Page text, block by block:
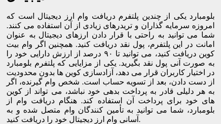
بلومبارد یکی از چندین پلتفرم دریافت وام ارز دیجیتال است که
امروزه سرمایه ‌گذاران و تریدر‌های زیادی از آن استفاده می‌ کنند.
شما می ‌توانید به راحتی با قرار دادن ارز‌های دیجیتال به عنوان
امانت در این پلتفرم، پول نقد دریافت کنید.‌ همچنین اگر وام بیت
کوین دریافت کنید، می ‌توانید تا ۹۰ درصد از ارزش دارایی خود را
به صورت آنی پول نقد بگیرید. یکی از مزایایی که پلتفرم بلومبارد
در اختیار کاربران قرار می‌ دهد، آزاد‌سازی کوین ‌ها بدون محدودیت
از دست دادن، بعد از تسویه حساب است. شخص وام گیرنده، اگر
به هر دلیلی قادر به پرداخت بدهی خود نباشد، می‌ تواند از کوین
‌های خود برای پرداخت آن استفاده کند. هنگام دریافت وام از
بلومبارد، شما می ‌توانید به تأمین ‌کنندگان وام متصل شده و به
آسانی وام ارز دیجیتال خود را دریافت کنید.